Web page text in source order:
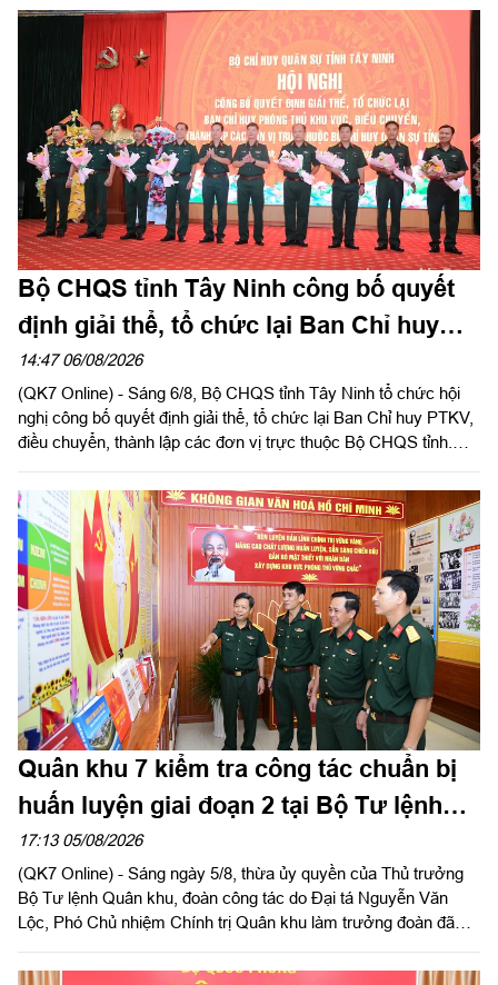
viên Ban Chấp hành Trung ương Đảng, Ủy viên Quân ủy Trung
ương, Phó Bí thư Đảng ủy, Tư lệnh Quân khu chủ trì hội nghị.
Bộ CHQS tỉnh Tây Ninh công bố quyết
định giải thể, tổ chức lại Ban Chỉ huy
phòng thủ khu vực
14:47 06/08/2026
(QK7 Online) - Sáng 6/8, Bộ CHQS tỉnh Tây Ninh tổ chức hội
nghị công bố quyết định giải thể, tổ chức lại Ban Chỉ huy PTKV,
điều chuyển, thành lập các đơn vị trực thuộc Bộ CHQS tỉnh.
Ngọc Hải, Phó Tham mưu trưởng Quân khu dự và phát biểu
chỉ đạo.
Quân khu 7 kiểm tra công tác chuẩn bị
huấn luyện giai đoạn 2 tại Bộ Tư lệnh
Thành phố Hồ Chí Minh
17:13 05/08/2026
(QK7 Online) - Sáng ngày 5/8, thừa ủy quyền của Thủ trưởng
Bộ Tư lệnh Quân khu, đoàn công tác do Đại tá Nguyễn Văn
Lộc, Phó Chủ nhiệm Chính trị Quân khu làm trưởng đoàn đã
năm 2026 tại Trung đoàn Minh Đạm và Ban Chỉ huy Quân sự